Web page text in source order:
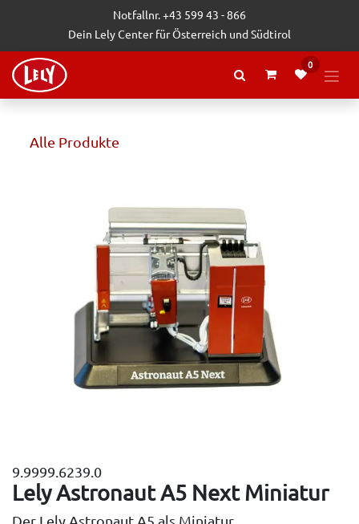
Zum Inhalt springenNotfallnr. +43 599 43 - 866
Dein Lely Center für Österreich und Südtirol
0
Alle Produkte
9.9999.6239.0
Lely Astronaut A5 Next Miniatur
Der Lely Astronaut A5 als Miniatur